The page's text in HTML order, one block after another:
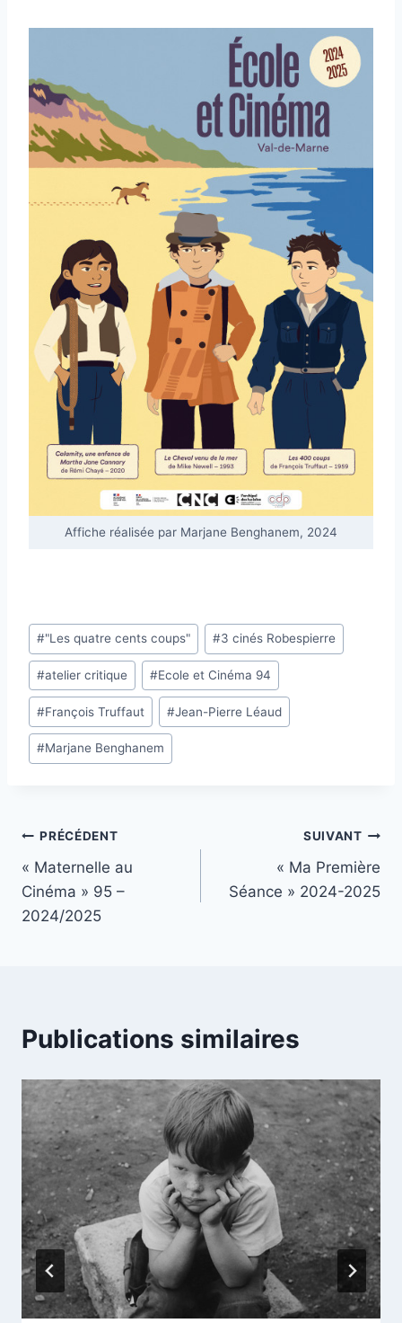
Affiche réalisée par Marjane Benghanem, 2024
Étiquettes
de
la
publication :
#"Les quatre cents coups" #3 cinés Robespierre
#atelier critique #Ecole et Cinéma 94
#François Truffaut #Jean-Pierre Léaud
#Marjane Benghanem
Navigation
de
l’article
PRÉCÉDENT
« Maternelle au
Cinéma » 95 –
2024/2025
SUIVANT
« Ma Première
Séance » 2024-2025
Publications similaires